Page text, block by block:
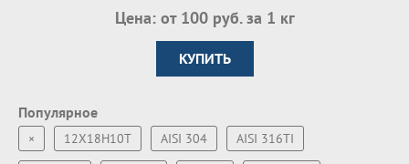
Цена: от 100 руб. за 1 кг
КУПИТЬ
Популярное
× 12Х18Н10Т AISI 304 AISI 316TI